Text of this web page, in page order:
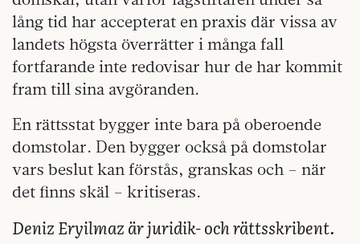
lång tid har accepterat en praxis där vissa av
landets högsta överrätter i många fall
fortfarande inte redovisar hur de har kommit
fram till sina avgöranden.
En rättsstat bygger inte bara på oberoende
domstolar. Den bygger också på domstolar
vars beslut kan förstås, granskas och – när
det finns skäl – kritiseras.
Deniz Eryilmaz är juridik- och rättsskribent.